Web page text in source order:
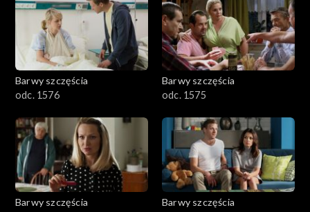
Barwy szczęścia
odc. 1576
Barwy szczęścia
odc. 1575
Barwy szczęścia
Barwy szczęścia